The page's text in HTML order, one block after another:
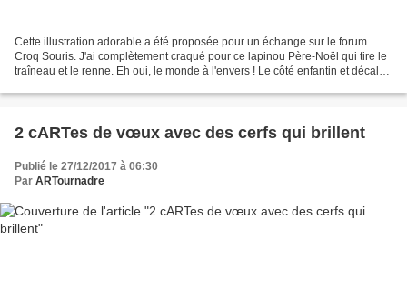
Cette illustration adorable a été proposée pour un échange sur le forum
Croq Souris. J'ai complètement craqué pour ce lapinou Père-Noël qui tire le
traîneau et le renne. Eh oui, le monde à l'envers ! Le côté enfantin et décalé
2 cARTes de vœux avec des cerfs qui brillent
Publié le 27/12/2017 à 06:30
Par ARTournadre